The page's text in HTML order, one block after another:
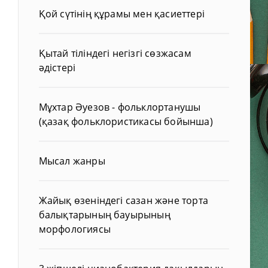
Қой сүтінің құрамы мен қасиеттері
Қытай тіліндегі негізгі сөзжасам
әдістері
Мұхтар Әуезов - фольклортанушы
(қазақ фольклористикасы бойынша)
Мысал жанры
Жайық өзеніндегі сазан және торта
балықтарының бауырының
морфологиясы